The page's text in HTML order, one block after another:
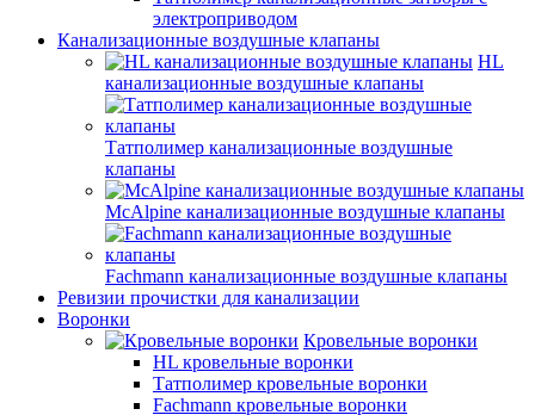
электроприводом
Канализационные воздушные клапаны
HL
канализационные воздушные клапаны
Татполимер канализационные воздушные
клапаны
McAlpine канализационные воздушные клапаны
Fachmann канализационные воздушные клапаны
Ревизии прочистки для канализации
Воронки
Кровельные воронки
HL кровельные воронки
Татполимер кровельные воронки
Fachmann кровельные воронки